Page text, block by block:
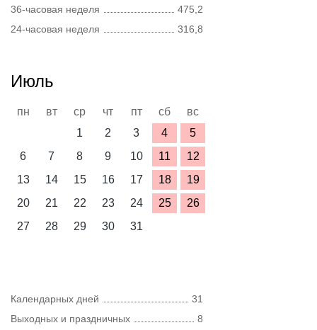
36-часовая неделя
475,2
24-часовая неделя
316,8
Июль
пн вт ср чт пт сб
вс
1
2 3 4
5
6
7 8 9 10 11
12
13
14 15 16 17 18
19
20
21 22 23 24 25
26
27
28 29 30 31
Календарных дней
31
Выходных и праздничных
8